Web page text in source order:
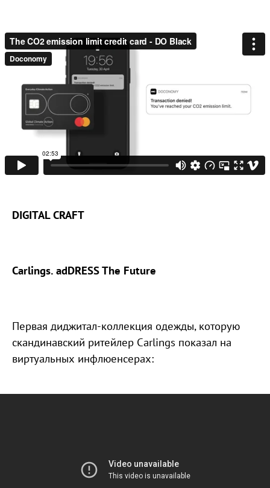
DIGITAL CRAFT
Carlings. adDRESS The Future
Первая диджитал-коллекция одежды, которую
скандинавский ритейлер Carlings показал на
виртуальных инфлюенсерах: